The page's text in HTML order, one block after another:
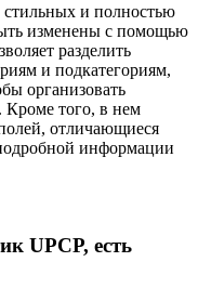
стильных и полностью
изменены с помощью
разделить
и подкатегориям,
организовать
Кроме того, в нем
отличающиеся
информации
UPCP, есть